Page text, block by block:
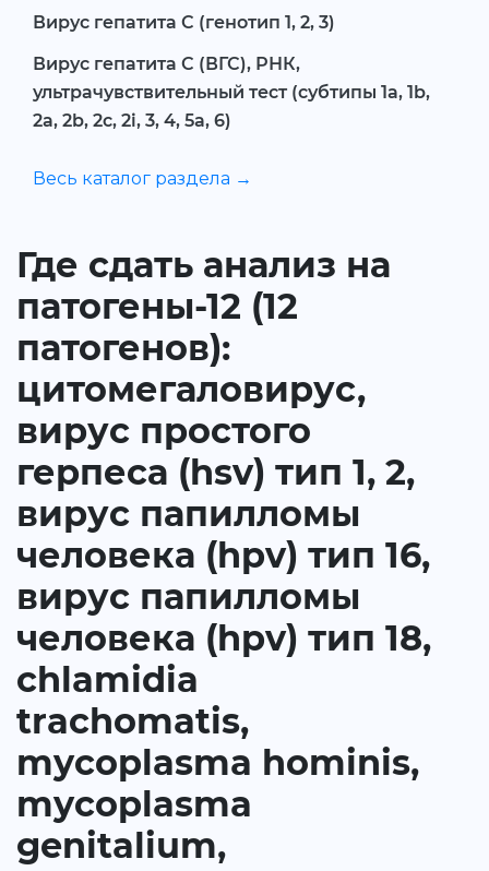
Вирус гепатита С (генотип 1, 2, 3)
Вирус гепатита С (ВГС), РНК,
ультрачувствительный тест (субтипы 1a, 1b,
2a, 2b, 2c, 2i, 3, 4, 5a, 6)
Весь каталог раздела →
Где сдать анализ на
патогены-12 (12
патогенов):
цитомегаловирус,
вирус простого
герпеса (hsv) тип 1, 2,
вирус папилломы
человека (hpv) тип 16,
вирус папилломы
человека (hpv) тип 18,
chlamidia
trachomatis,
mycoplasma hominis,
mycoplasma
genitalium,